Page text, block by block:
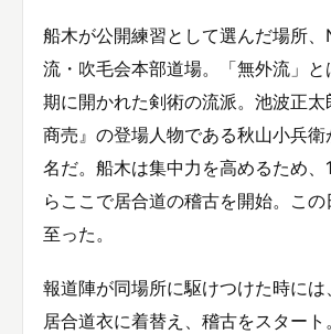
船木が公開練習として選んだ場所、
流・吹毛会本部道場。「無外流」と
期に開かれた剣術の流派。池波正
商売』の登場人物である秋山小兵
名だ。船木は集中力を高めるため、
らここで居合道の稽古を開始。こ
至った。
報道陣が同場所に駆けつけた時に
居合道衣に着替え、稽古をスタート